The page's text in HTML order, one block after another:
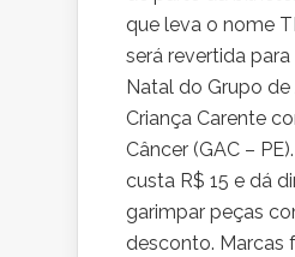
que leva o nome
será revertida
Natal do Grupo de
Criança Carente
Câncer (GAC –
custa R$ 15 e dá
garimpar peças
desconto. Marcas